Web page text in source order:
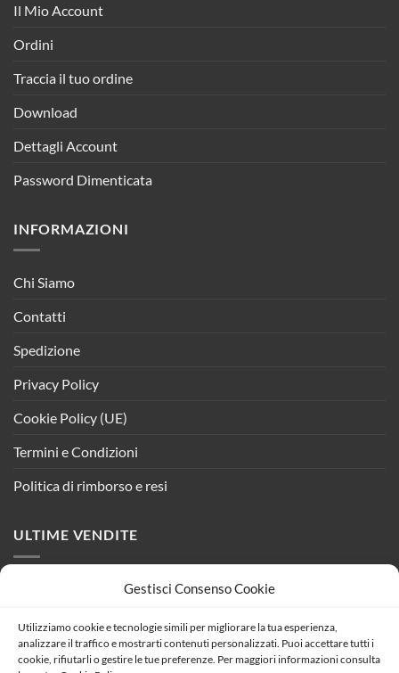
Gestisci Consenso Cookie
Utilizziamo cookie e tecnologie simili per migliorare la tua esperienza,
analizzare il traffico e mostrarti contenuti personalizzati. Puoi accettare tutti i
cookie, rifiutarli o gestire le tue preferenze. Per maggiori informazioni consulta
Il Mio Account
Ordini
Traccia il tuo ordine
Download
Dettagli Account
Password Dimenticata
INFORMAZIONI
Chi Siamo
Contatti
Spedizione
Privacy Policy
Cookie Policy (UE)
Termini e Condizioni
Politica di rimborso e resi
ULTIME VENDITE
Alimentatore Dimmerabile Con Triac Dimmer
DIM24-25
16,49€ Il
prezzo
14,60€Il
prezzo